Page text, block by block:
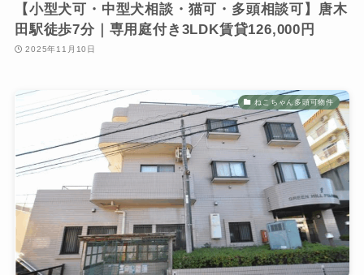
【小型犬可・中型犬相談・猫可・多頭相談可】唐木
田駅徒歩7分｜専用庭付き3LDK賃貸126,000円
2025年11月10日
ねこちゃん多頭可物件